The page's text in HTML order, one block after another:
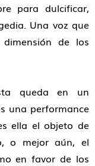
para dulcificar,
Una voz que
de los
queda en un
una performance
ella el objeto de
o mejor aún, el
en favor de los